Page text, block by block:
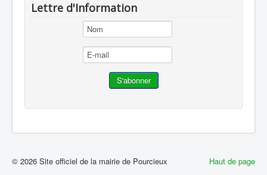
Lettre d'Information
Haut de page
© 2026 Site officiel de la mairie de Pourcieux